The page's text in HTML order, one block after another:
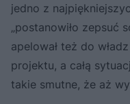
jedno z
„postanowiło zepsuć
apelował też do
projektu, a całą
takie smutne, że aż